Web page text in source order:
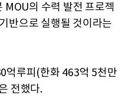
MOU의 수력 발전 프로젝
반으로 실행될 것이라는
억루피(한화 463억 5천만
전했다.